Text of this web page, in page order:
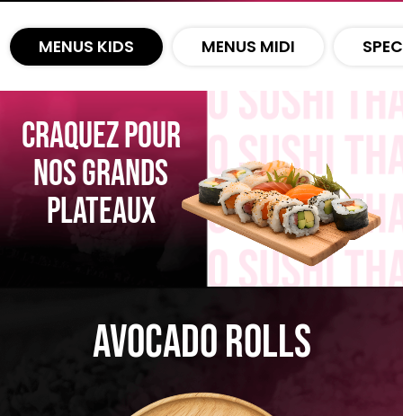
Zones de Livraison
MENUS KIDS MENUS MIDI
CRAQUEZ POUR
NOS GRANDS
PLATEAUX
Avocado Rolls